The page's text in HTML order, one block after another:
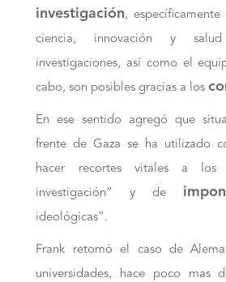
investigación,
ciencia, innovación y
investigaciones, así como el
cabo, son posibles gracias a los
En ese sentido agregó que
frente de Gaza se ha utilizado
hacer recortes vitales a los
investigación” y de
ideológicas”.
Frank retomó el caso de
universidades, hace poco mas